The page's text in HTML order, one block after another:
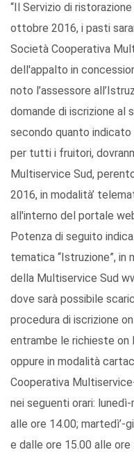
“Il Servizio di
ottobre 2016, i pasti
Società Cooperativa
dell'appalto in
noto l’assessore
domande di iscrizione al
secondo quanto
per tutti i fruitori,
Multiservice Sud,
2016, in modalità’
all'interno del portale
Potenza di seguito
tematica “Istruzione”,
della Multiservice Sud
dove sarà possibile
procedura di iscrizione
entrambe le richieste on
oppure in modalità
Cooperativa
nei seguenti orari:
alle ore 14.00; martedì’-
e dalle ore 15.00 alle ore